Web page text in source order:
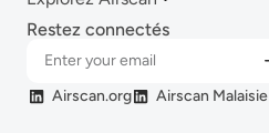
Restez connectés
Airscan.org Airscan Malaisie